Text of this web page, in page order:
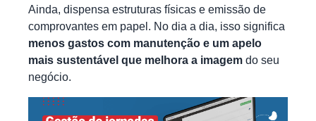
Ainda, dispensa estruturas físicas e emissão de
comprovantes em papel. No dia a dia, isso significa
menos gastos com manutenção e um apelo
mais sustentável que melhora a imagem do seu
negócio.